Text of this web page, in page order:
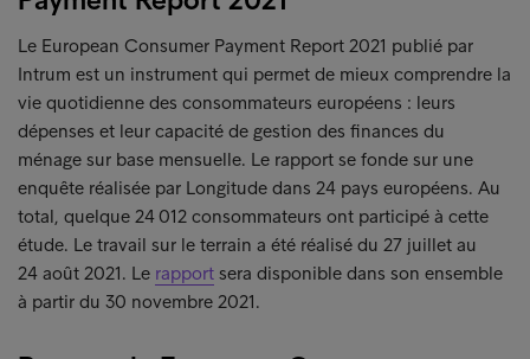
Le European Consumer Payment Report 2021 publié par
Intrum est un instrument qui permet de mieux comprendre la
vie quotidienne des consommateurs européens : leurs
dépenses et leur capacité de gestion des finances du
ménage sur base mensuelle. Le rapport se fonde sur une
enquête réalisée par Longitude dans 24 pays européens. Au
total, quelque 24 012 consommateurs ont participé à cette
étude. Le travail sur le terrain a été réalisé du 27 juillet au
24 août 2021. Le rapport sera disponible dans son ensemble
à partir du 30 novembre 2021.